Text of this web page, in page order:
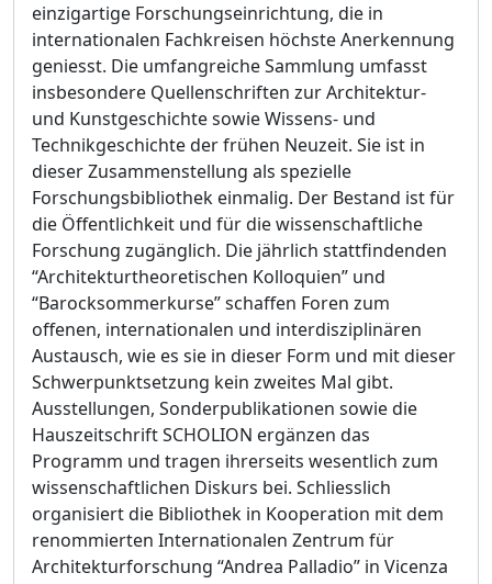
einzigartige Forschungseinrichtung, die in
internationalen Fachkreisen höchste Anerkennung
geniesst. Die umfangreiche Sammlung umfasst
insbesondere Quellenschriften zur Architektur-
und Kunstgeschichte sowie Wissens- und
Technikgeschichte der frühen Neuzeit. Sie ist in
dieser Zusammenstellung als spezielle
Forschungsbibliothek einmalig. Der Bestand ist für
die Öffentlichkeit und für die wissenschaftliche
Forschung zugänglich. Die jährlich stattfindenden
“Architekturtheoretischen Kolloquien” und
“Barocksommerkurse” schaffen Foren zum
offenen, internationalen und interdisziplinären
Austausch, wie es sie in dieser Form und mit dieser
Schwerpunktsetzung kein zweites Mal gibt.
Ausstellungen, Sonderpublikationen sowie die
Hauszeitschrift SCHOLION ergänzen das
Programm und tragen ihrerseits wesentlich zum
wissenschaftlichen Diskurs bei. Schliesslich
organisiert die Bibliothek in Kooperation mit dem
renommierten Internationalen Zentrum für
Architekturforschung “Andrea Palladio” in Vicenza